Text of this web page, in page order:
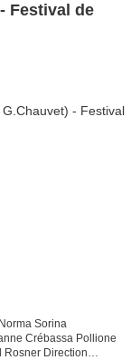
Festival de
Sorina
Crébassa Pollione
Rosner Direction